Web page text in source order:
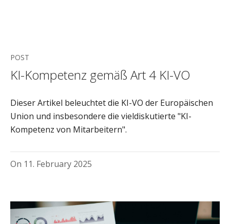
POST
KI-Kompetenz gemäß Art 4 KI-VO
Dieser Artikel beleuchtet die KI-VO der Europäischen
Union und insbesondere die vieldiskutierte "KI-
Kompetenz von Mitarbeitern".
On 11. February 2025